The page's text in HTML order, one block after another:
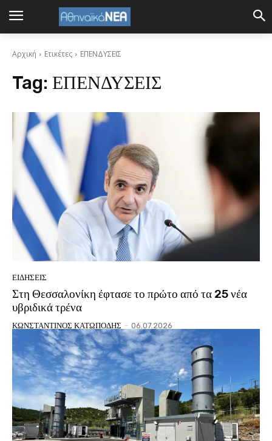
Αρχική Ετικέτες ΕΠΕΝΔΥΣΕΙΣ
Tag: ΕΠΕΝΔΥΣΕΙΣ
ΕΙΔΗΣΕΙΣ
Στη Θεσσαλονίκη έφτασε το πρώτο από τα 25 νέα
υβριδικά τρένα
ΚΩΝΣΤΑΝΤΙΝΟΣ ΚΑΤΩΠΟΔΗΣ - 06.07.2026